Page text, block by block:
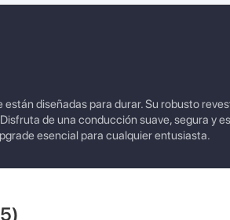
diseñadas para durar. Su robusto
de una conducción suave, segura y
esencial para cualquier entusiasta.
)